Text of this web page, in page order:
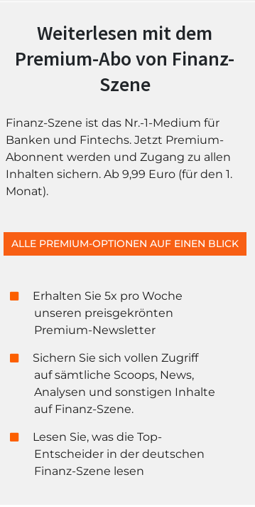
Weiterlesen mit dem
Premium-Abo von Finanz-
Szene
Finanz-Szene ist das Nr.-1-Medium für
Banken und Fintechs. Jetzt Premium-
Abonnent werden und Zugang zu allen
Inhalten sichern. Ab 9,99 Euro (für den 1.
Monat).
ALLE PREMIUM-OPTIONEN AUF EINEN BLICK
Erhalten Sie 5x pro Woche
unseren preisgekrönten
Premium-Newsletter
Sichern Sie sich vollen Zugriff
auf sämtliche Scoops, News,
Analysen und sonstigen Inhalte
auf Finanz-Szene.
Lesen Sie, was die Top-
Entscheider in der deutschen
Finanz-Szene lesen